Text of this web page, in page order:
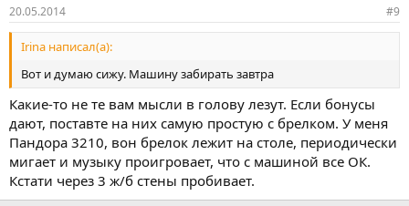
20.05.2014 #9
Irina написал(а):
Вот и думаю сижу. Машину забирать завтра
Какие-то не те вам мысли в голову лезут. Если бонусы
дают, поставте на них самую простую с брелком. У меня
Пандора 3210, вон брелок лежит на столе, периодически
мигает и музыку проигровает, что с машиной все ОК.
Кстати через 3 ж/б стены пробивает.